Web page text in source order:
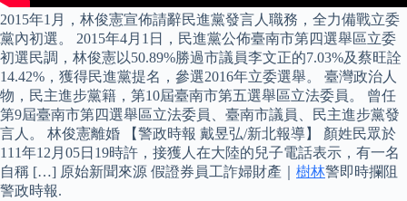
2015年1月，林俊憲宣佈請辭民進黨發言人職務，全力備戰立委
黨內初選。 2015年4月1日，民進黨公佈臺南市第四選舉區立委
初選民調，林俊憲以50.89%勝過市議員李文正的7.03%及蔡旺詮
14.42%，獲得民進黨提名，參選2016年立委選舉。 臺灣政治人
物，民主進步黨籍，第10屆臺南市第五選舉區立法委員。 曾任
第9屆臺南市第四選舉區立法委員、臺南市議員、民主進步黨發
言人。 林俊憲離婚 【警政時報 戴昱弘/新北報導】 顏姓民眾於
111年12月05日19時許，接獲人在大陸的兒子電話表示，有一名
自稱 […] 原始新聞來源 假證券員工詐婦財產｜ 樹林警即時攔阻
警政時報.